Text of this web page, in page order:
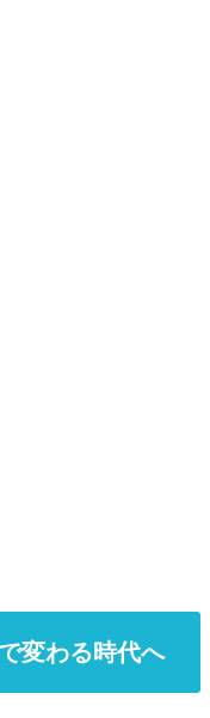
変わる時代へ